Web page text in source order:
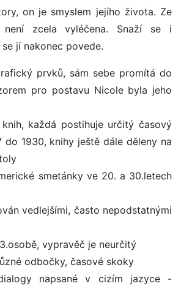
on je smyslem jejího života. Ze
zcela vyléčena. Snaží se i
jí nakonec povede.
prvků, sám sebe promítá do
pro postavu Nicole byla jeho
každá postihuje určitý časový
do 1930, knihy ještě dále děleny na
smetánky ve 20. a 30.letech
vedlejšími, často nepodstatnými
vypravěč je neurčitý
odbočky, časové skoky
napsané v cizím jazyce -